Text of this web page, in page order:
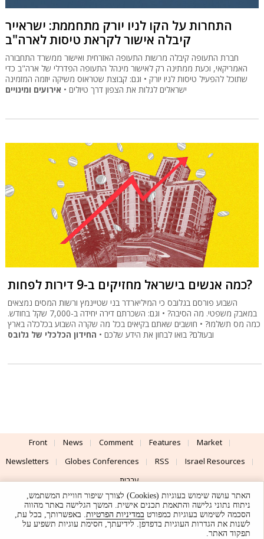
התחרות על הקו לניו יורק מתחממת: ישראייר
קיבלה אישור לקראת טיסות לארה"ב
חברת התעופה קיבלה מרשות התעופה האזרחית ואישור ממשרד התחבורה
האמריקאי, וכעת ממתינה רק לאישור מינהל התעופה הפדרלי של ארה"ב כדי
שתוכל להפעיל טיסות לניו יורק • וגם: קבוצת שטראוס משיקה יוזמה המזמינה
ישראלים לגלות את הצפון דרך טיולים • אירועים ומינויים
כמה אנשים בישראל מחזיקים ב-9 דירות לפחות?
השבוע פורסם בגלובס כי המיליארדר בני שטיינמץ ורשות המסים נמצאים
במאבק משפטי. מה הסיבה? • וגם: השכרתם דירה יחידה ב-7,000 שקל בחודש.
כמה מס תשלמו? • חושבים שאתם בקיאים בכל מה שקרה השבוע בכלכלה בארץ
ובעולם? בואו לבחון את הידע שלכם • החידון הכלכלי של גלובס
Front News Comment Features
Market
Newsletters
Globes Conferences RSS
Israel Resources
עברית
Advertising
Terms of Use Privacy Policy About Support
Powered by UI & Design By
האתר עושה שימוש בעוגיות (Cookies) לצורך שיפור חוויית המשתמש,
ניתוח נתוני גלישה והתאמת תכנים אישית. המשך הגלישה באתר מהווה
הסכמה לשימוש בעוגיות כמפורט במדיניות הפרטיות. באפשרותך, בכל עת,
לשנות את הגדרות העוגיות בדפדפן. לידיעתך, חסימת עוגיות תשפיע על
תפקוד האתר.